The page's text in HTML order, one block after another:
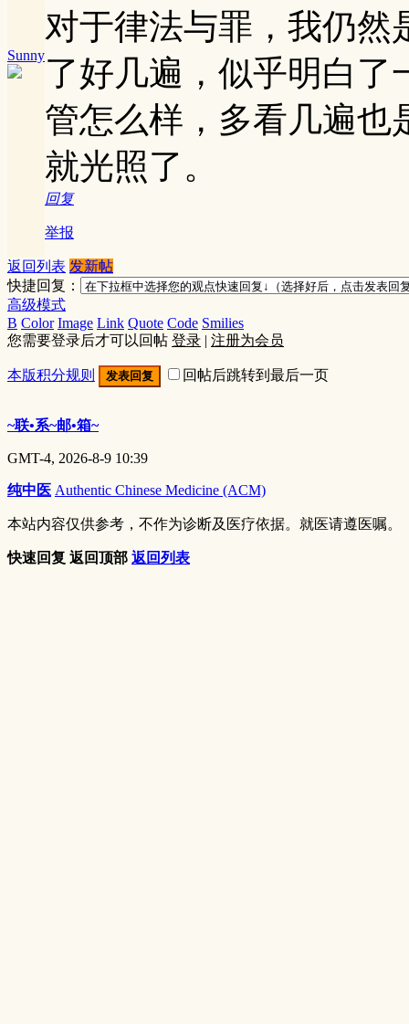
Sunny
对于律法与罪，我仍然
了好几遍，似乎明白了
管怎么样，多看几遍也
就光照了。
回复
举报
返回列表 发新帖
快捷回复：
高级模式
B Color Image Link Quote Code Smilies
您需要登录后才可以回帖 登录 | 注册为会员
本版积分规则 发表回复 回帖后跳转到最后一页
~联•系~邮•箱~
GMT-4, 2026-8-9 10:39
纯中医 Authentic Chinese Medicine (ACM)
本站内容仅供参考，不作为诊断及医疗依据。就医请遵医嘱。
快速回复 返回顶部 返回列表